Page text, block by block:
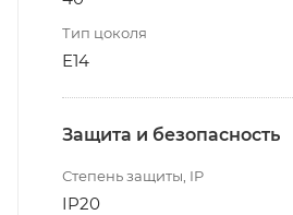
Тип цоколя
E14
Защита и безопасность
Степень защиты, IP
IP20